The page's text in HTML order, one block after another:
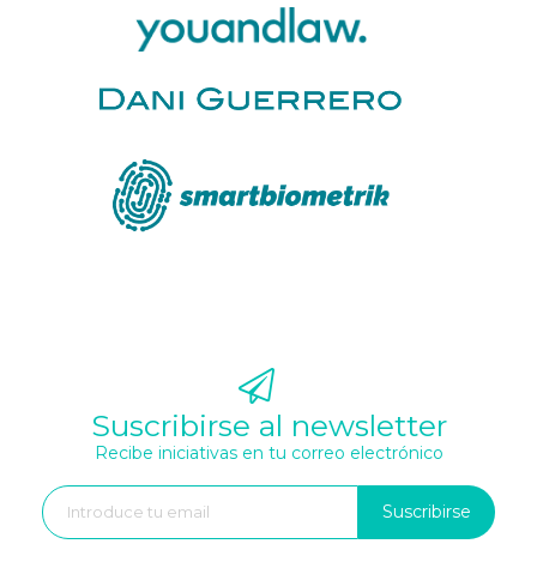
Suscribirse al newsletter
Recibe iniciativas en tu correo electrónico
Suscribirse